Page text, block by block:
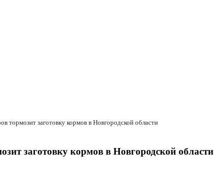
тормозит заготовку кормов в Новгородской области
заготовку кормов в Новгородской области